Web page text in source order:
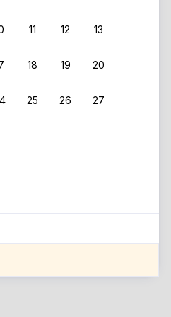
11 12 13
18 19 20
25 26 27